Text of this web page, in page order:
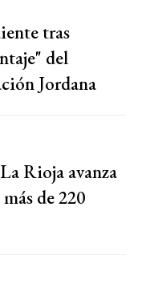
tras
del
Jordana
Rioja avanza
de 220